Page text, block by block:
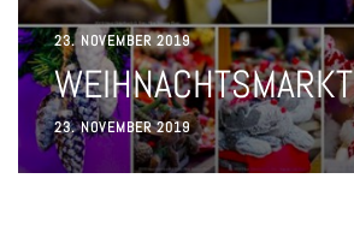
23. NOVEMBER 2019
WEIHNACHTSMARKT
23. NOVEMBER 2019